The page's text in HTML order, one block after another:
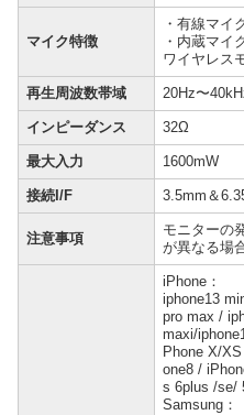
マイク特徴
・有線マイ
・内蔵マイ
ワイヤレス
再生周波数帯域 20Hz〜
インピーダンス 32Ω
最大入力 1600mW
接続I/F 3.5mm＆
注意事項
モニターの
が異なる場
iPhone：
iphone13
pro max /
maxi/
Phone X/
one8 /
s 6plus /se/
Samsung：